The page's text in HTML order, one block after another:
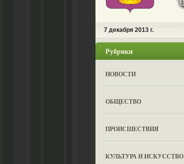
7 декабря 2013 г.
Рубрики
НОВОСТИ
ОБЩЕСТВО
ПРОИСШЕСТВИЯ
КУЛЬТУРА И ИСКУССТВО